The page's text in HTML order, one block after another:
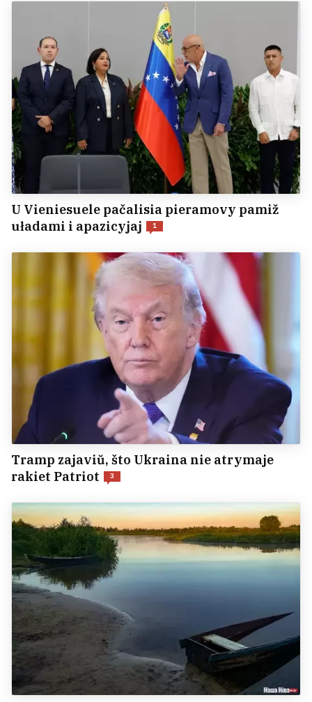
U Vieniesuele pačalisia pieramovy pamiž
uładami i apazicyjaj
1
Tramp zajaviŭ, što Ukraina nie atrymaje
rakiet Patriot
3